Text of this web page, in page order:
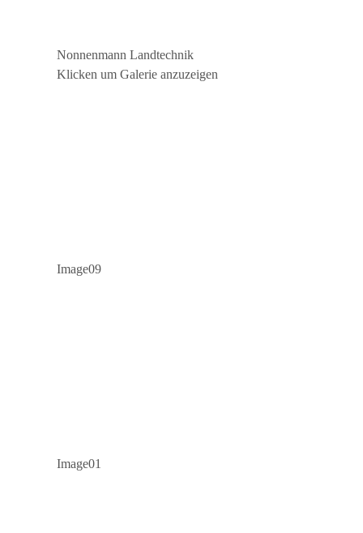
Nonnenmann Landtechnik
Klicken um Galerie anzuzeigen
Image09
Image01